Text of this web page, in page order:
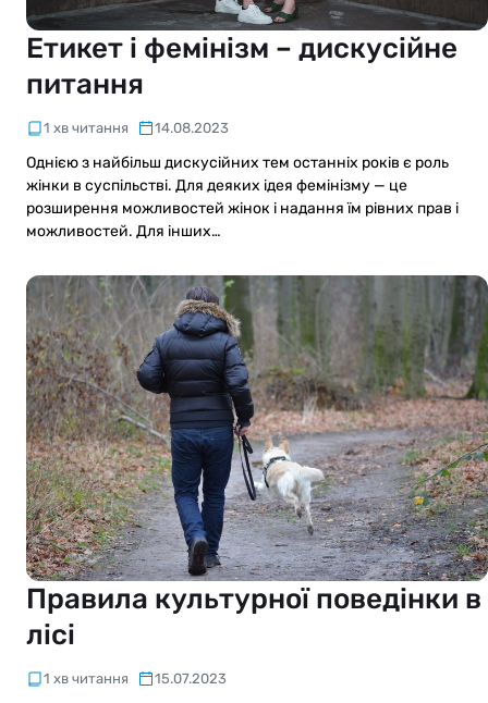
Етикет і фемінізм – дискусійне
питання
1 хв читання 14.08.2023
Однією з найбільш дискусійних тем останніх років є роль
жінки в суспільстві. Для деяких ідея фемінізму — це
розширення можливостей жінок і надання їм рівних прав і
можливостей. Для інших…
Правила культурної поведінки в
лісі
1 хв читання 15.07.2023